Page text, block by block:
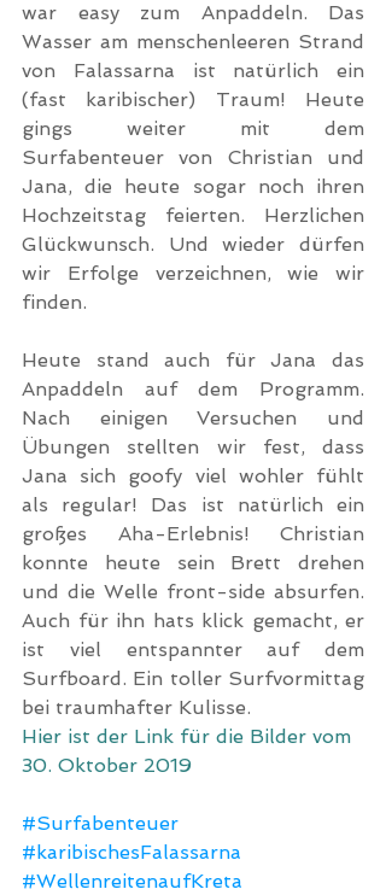
war easy zum Anpaddeln. Das
Wasser am menschenleeren Strand
von Falassarna ist natürlich ein
(fast karibischer) Traum! Heute
gings weiter mit dem
Surfabenteuer von Christian und
Jana, die heute sogar noch ihren
Hochzeitstag feierten. Herzlichen
Glückwunsch. Und wieder dürfen
wir Erfolge verzeichnen, wie wir
finden.
Heute stand auch für Jana das
Anpaddeln auf dem Programm.
Nach einigen Versuchen und
Übungen stellten wir fest, dass
Jana sich goofy viel wohler fühlt
als regular! Das ist natürlich ein
großes Aha-Erlebnis! Christian
konnte heute sein Brett drehen
und die Welle front-side absurfen.
Auch für ihn hats klick gemacht, er
ist viel entspannter auf dem
Surfboard. Ein toller Surfvormittag
bei traumhafter Kulisse.
Hier ist der Link für die Bilder vom
30. Oktober 2019
#Surfabenteuer
#karibischesFalassarna
#WellenreitenaufKreta